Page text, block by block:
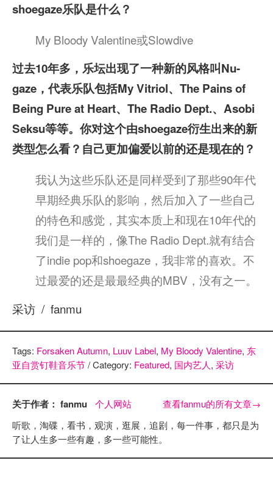
shoegaze乐队是什么？
My Bloody Valentine或Slowdive
过去10年多，乐坛出现了一种新的风格叫Nu-
gaze，代表乐队包括My Vitriol、The Pains of
Being Pure at Heart、The Radio Dept.、Asobi
Seksu等等。你对这个由shoegaze衍生出来的新
类型怎么看？自己更加偏爱以前的还是现在的？
我认为这些乐队还是同样受到了那些90年代
早期经典乐队的影响，然后加入了一些自己
的特色和感觉，其实本质上和现在10年代的
我们是一样的，像The Radio Dept.就有结合
了indie pop和shoegaze，我非常的喜欢。不
过最爱的还是最最经典的MBV，没有之一。
采访 / fanmu
Tags: Forsaken Autumn, Luuv Label, My Bloody Valentine, 东
亚自赏钉鞋音乐节/ Category: Featured, 国内艺人, 采访
关于作者： fanmu 个人网站 查看fanmu的所有文章→
听歌，淘碟，看书，观演，逛展，追剧，每一件事，都只是为
了让人生多一些有趣，多一些可能性。